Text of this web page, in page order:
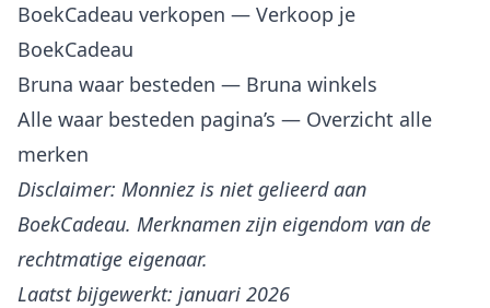
BoekCadeau verkopen — Verkoop je
BoekCadeau
Bruna waar besteden — Bruna winkels
Alle waar besteden pagina’s — Overzicht alle
merken
Disclaimer: Monniez is niet gelieerd aan
BoekCadeau. Merknamen zijn eigendom van de
rechtmatige eigenaar.
Laatst bijgewerkt: januari 2026